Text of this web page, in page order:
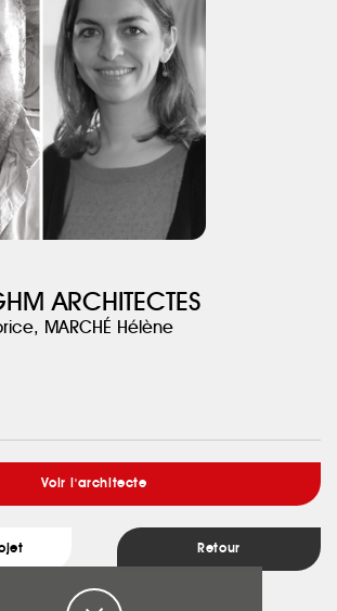
ARCHITECTES
MARCHÉ Hélène
Voir l'architecte
Retour